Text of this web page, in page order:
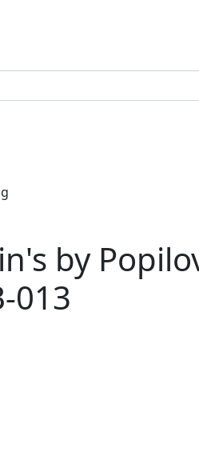
by
013